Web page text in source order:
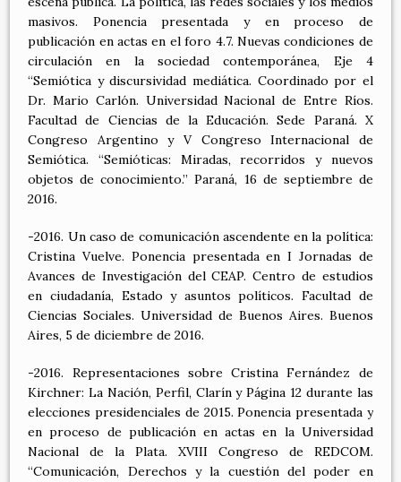
masivos. Ponencia presentada y en proceso de
publicación en actas en el foro 4.7. Nuevas condiciones de
circulación en la sociedad contemporánea, Eje 4
“Semiótica y discursividad mediática. Coordinado por el
Dr. Mario Carlón. Universidad Nacional de Entre Ríos.
Facultad de Ciencias de la Educación. Sede Paraná. X
Congreso Argentino y V Congreso Internacional de
Semiótica. “Semióticas: Miradas, recorridos y nuevos
objetos de conocimiento.” Paraná, 16 de septiembre de
2016.
-2016. Un caso de comunicación ascendente en la política:
Cristina Vuelve. Ponencia presentada en I Jornadas de
Avances de Investigación del CEAP. Centro de estudios
en ciudadanía, Estado y asuntos políticos. Facultad de
Ciencias Sociales. Universidad de Buenos Aires. Buenos
Aires, 5 de diciembre de 2016.
-2016. Representaciones sobre Cristina Fernández de
Kirchner: La Nación, Perfil, Clarín y Página 12 durante las
elecciones presidenciales de 2015. Ponencia presentada y
en proceso de publicación en actas en la Universidad
Nacional de la Plata. XVIII Congreso de REDCOM.
“Comunicación, Derechos y la cuestión del poder en